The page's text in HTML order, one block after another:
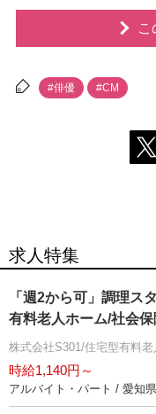
こ
#俳優 #CM
求人特集
「週2から可」調理ス
有料老人ホーム/社会
株式会社S301/住宅型有料
時給1,140円～
アルバイト・パート / 愛知県